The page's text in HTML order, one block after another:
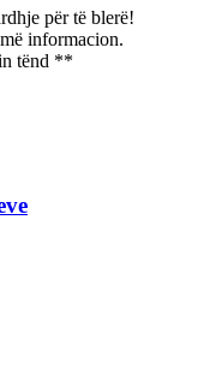
për të blerë!
informacion.
tënd **